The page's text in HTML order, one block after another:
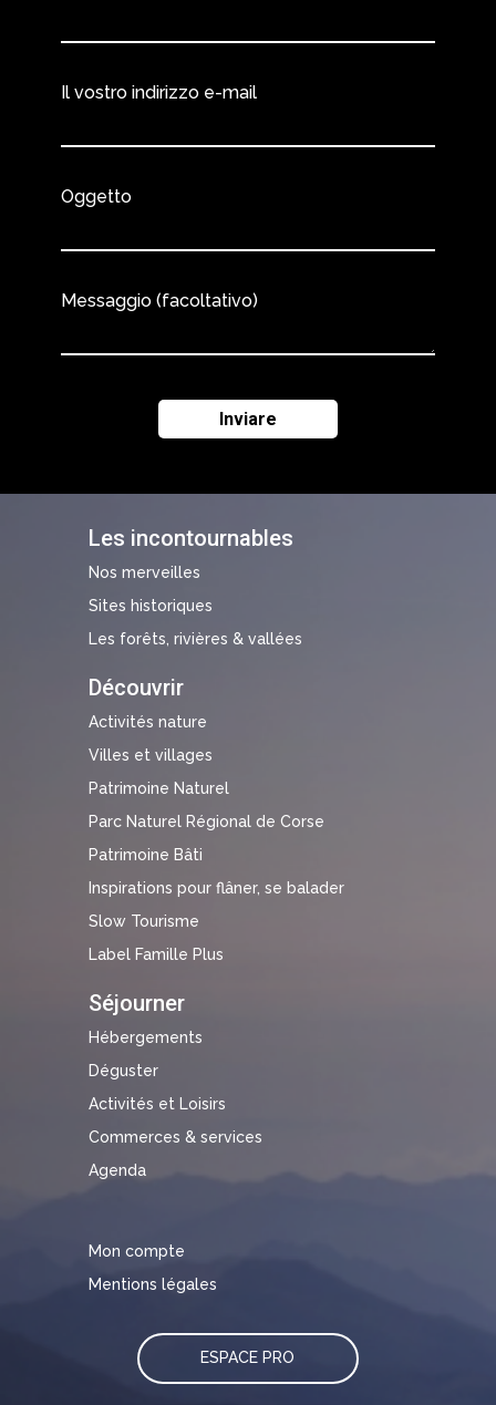
Les incontournables
Nos merveilles
Sites historiques
Les forêts, rivières & vallées
Découvrir
Activités nature
Villes et villages
Patrimoine Naturel
Parc Naturel Régional de Corse
Patrimoine Bâti
Inspirations pour flâner, se balader
Slow Tourisme
Label Famille Plus
Séjourner
Hébergements
Déguster
Activités et Loisirs
Commerces & services
Agenda
Mon compte
Mentions légales
ESPACE PRO
Il vostro indirizzo e-mail
Oggetto
Messaggio (facoltativo)